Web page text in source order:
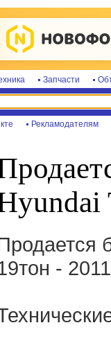
Запчасти
Рекламодателям
-